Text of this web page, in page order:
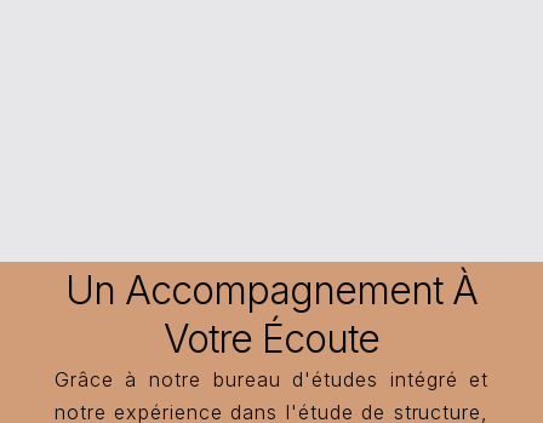
Un Accompagnement À
Votre Écoute
Grâce à notre bureau d'études intégré et
notre expérience dans l'étude de structure,